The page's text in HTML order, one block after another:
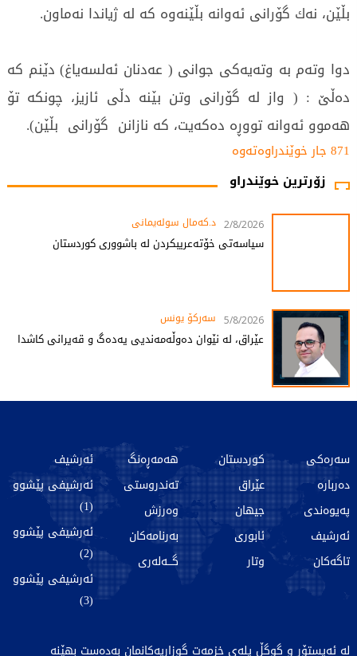
بڵێن، نه‌ك گۆرانی‌ ئه‌وانه‌ بڵێنه‌وه‌ كه‌ له‌ ژیاندا نه‌ماون.
دوا وته‌م به‌ وته‌یه‌كی‌ جوانی‌ ( عه‌دنان ئه‌لسه‌یاغ) دێنم كه‌
ده‌ڵێ‌ : ( واز له‌ گۆرانی‌ وتن بێنه‌ دڵی‌ ئازیز، چونكه‌ تۆ
هه‌موو ئه‌وانه‌ تووڕه‌ ده‌كه‌یت، كه‌ نازانن گۆرانی‌ بڵێن).
871 جار خوێندراوەتەوە
زۆرترین خوێندراو
2/8/2026 د.کەمال سولەیمانی
سیاسەتی خۆتەعریبکردن لە باشووری کوردستان
5/8/2026 سەرکۆ یونس
عێراق، لە نێوان دەوڵەمەندیی یەدەگ و قەیرانی کاشدا
سەرەکی
دەربارە
پەیوەندی
ئەرشیف
تاگەکان
کوردستان
عێراق
جیهان
ئابوری
وتار
هەمەڕەنگ
تەندروستی
وەرزش
بەرنامەکان
گـــەلەری
ئەرشیف
ئەرشیفی پێشوو
(1)
ئەرشیفی پێشوو
(2)
ئەرشیفی پێشوو
(3)
لە ئەپستۆر و گوگڵ پلەی خزمەت گوزاریەکانمان بەدەست بهێنە